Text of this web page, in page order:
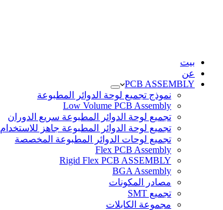
بيت
عن
PCB ASSEMBLY
نموذج تجميع لوحة الدوائر المطبوعة
Low Volume PCB Assembly
تجميع لوحة الدوائر المطبوعة سريع الدوران
تجميع لوحة الدوائر المطبوعة جاهز للاستخدام
تجميع لوحات الدوائر المطبوعة المخصصة
Flex PCB Assembly
Rigid Flex PCB ASSEMBLY
BGA Assembly
مصادر المكونات
تجميع SMT
مجموعة الكابلات